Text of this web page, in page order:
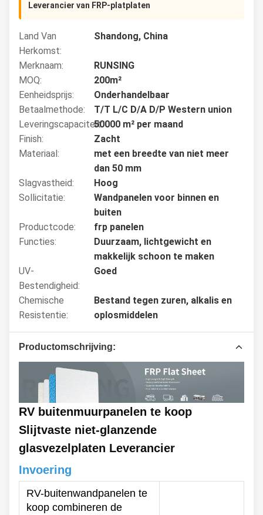
Leverancier van FRP-platplaten
Land Van
Herkomst:
Shandong, China
Merknaam:
RUNSING
MOQ:
200m²
Eenheidsprijs:
Onderhandelbaar
Betaalmethode:
T/T L/C D/A D/P Western union
Leveringscapaciteit:50000 m² per maand
Finish:
Zacht
Materiaal:
met een breedte van niet meer
dan 50 mm
Slagvastheid:
Hoog
Sollicitatie:
Wandpanelen voor binnen en
buiten
Productcode:
frp panelen
Functies:
Duurzaam, lichtgewicht en
makkelijk schoon te maken
UV-
Bestendigheid:
Goed
Chemische
Resistentie:
Bestand tegen zuren, alkalis en
oplosmiddelen
Productomschrijving:
RV buitenmuurpanelen te koop
Slijtvaste niet-glanzende
glasvezelplaten Leverancier
Invoering
RV-buitenwandpanelen te
koop combineren de